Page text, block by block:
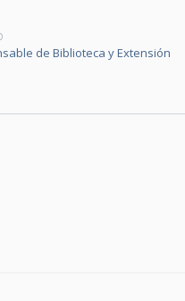
de Biblioteca y Extensión